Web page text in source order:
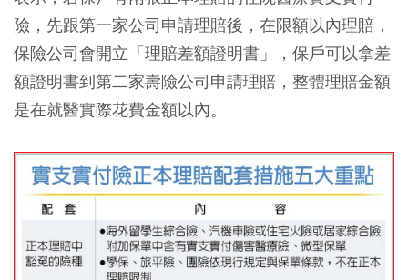
險，先跟第一家公司申請理賠後，在限額以內理賠，
保險公司會開立「理賠差額證明書」，保戶可以拿差
額證明書到第二家壽險公司申請理賠，整體理賠金額
是在就醫實際花費金額以內。